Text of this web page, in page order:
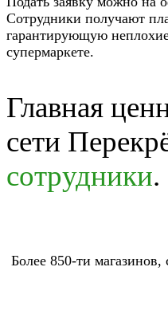
Сотрудники получают
гарантирующую
супермаркете.
Главная
сети
сотрудники.
Более 850-ти магазинов,